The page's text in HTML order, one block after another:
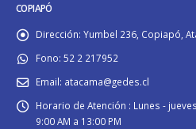
COPIAPÓ
Dirección: Yumbel 236, Copiapó,
Fono: 52 2 217952
Email: atacama@gedes.cl
Horario de Atención : Lunes -
9:00 AM a 13:00 PM